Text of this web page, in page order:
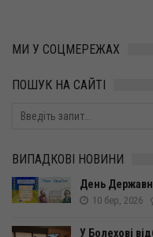
МИ У СОЦМЕРЕЖАХ
ПОШУК НА САЙТІ
ВИПАДКОВІ НОВИНИ
День
10 бер, 2026
У Болехові